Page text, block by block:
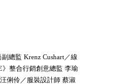
總監 Krenz Cushart／線
》整合行銷創意總監 李瑜
俐伶／服裝設計師 蔡淑